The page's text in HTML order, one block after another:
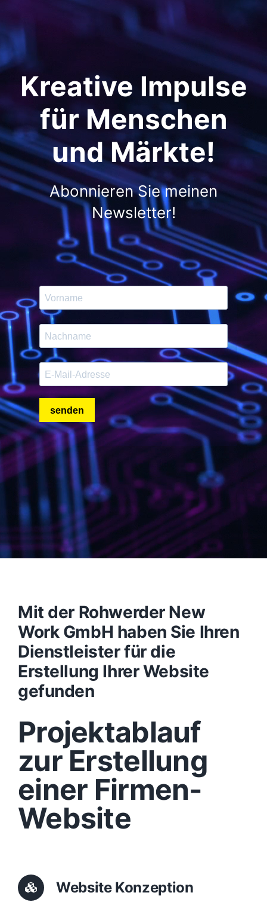
Kreative Impulse
für Menschen
und Märkte!
Abonnieren Sie meinen
Newsletter!
Mit der Rohwerder New
Work GmbH haben Sie Ihren
Dienstleister für die
Erstellung Ihrer Website
gefunden
Projektablauf
zur Erstellung
einer Firmen-
Website
Website Konzeption